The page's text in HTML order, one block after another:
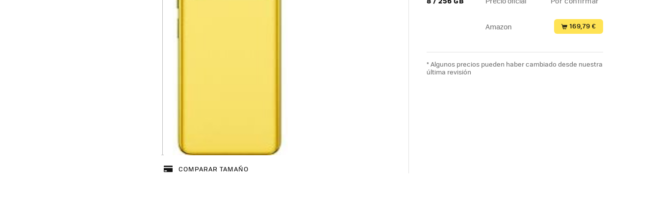
COMPARAR TAMAÑO
Amazon 169,79 €
* Algunos precios pueden haber cambiado desde nuestra
última revisión